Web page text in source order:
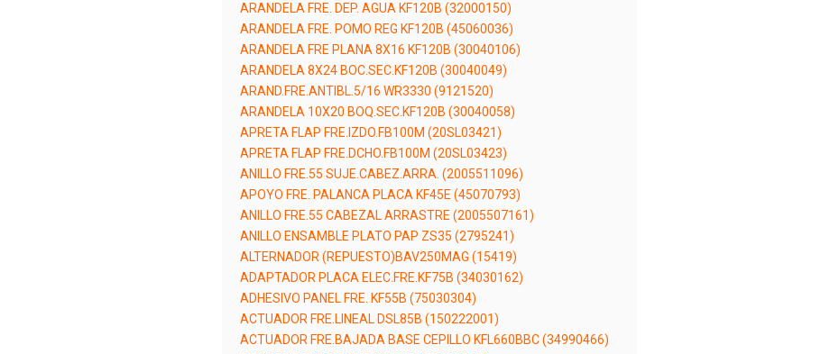
ARANDELA FRE. DEP. AGUA KF120B (32000150)
ARANDELA FRE. POMO REG KF120B (45060036)
ARANDELA FRE PLANA 8X16 KF120B (30040106)
ARANDELA 8X24 BOC.SEC.KF120B (30040049)
ARAND.FRE.ANTIBL.5/16 WR3330 (9121520)
ARANDELA 10X20 BOQ.SEC.KF120B (30040058)
APRETA FLAP FRE.IZDO.FB100M (20SL03421)
APRETA FLAP FRE.DCHO.FB100M (20SL03423)
ANILLO FRE.55 SUJE.CABEZ.ARRA. (2005511096)
APOYO FRE. PALANCA PLACA KF45E (45070793)
ANILLO FRE.55 CABEZAL ARRASTRE (2005507161)
ANILLO ENSAMBLE PLATO PAP ZS35 (2795241)
ALTERNADOR (REPUESTO)BAV250MAG (15419)
ADAPTADOR PLACA ELEC.FRE.KF75B (34030162)
ADHESIVO PANEL FRE. KF55B (75030304)
ACTUADOR FRE.LINEAL DSL85B (150222001)
ACTUADOR FRE.BAJADA BASE CEPILLO KFL660BBC (34990466)